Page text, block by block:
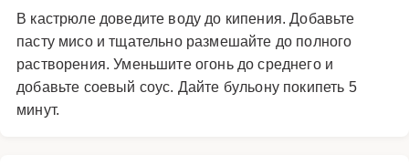
В кастрюле доведите воду до кипения. Добавьте
пасту мисо и тщательно размешайте до полного
растворения. Уменьшите огонь до среднего и
добавьте соевый соус. Дайте бульону покипеть 5
минут.